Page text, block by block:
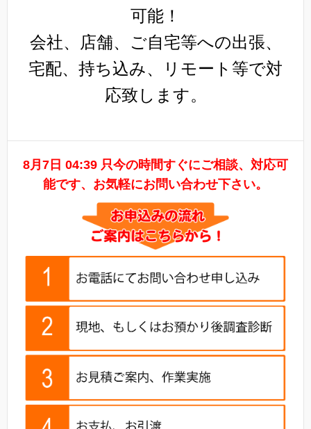
可能！
会社、店舗、ご自宅等への出張、
宅配、持ち込み、リモート等で対
応致します。
8月7日 04:39 只今の時間すぐにご相談、対応可
能です、お気軽にお問い合わせ下さい。